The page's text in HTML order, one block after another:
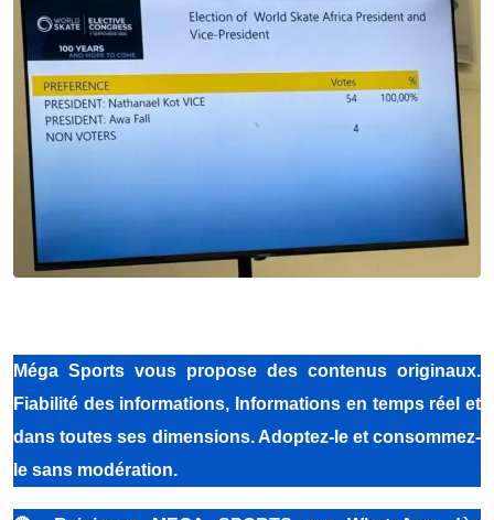
Méga Sports vous propose des contenus originaux.
Fiabilité des informations, Informations en temps réel et
dans toutes ses dimensions. Adoptez-le et consommez-
le sans modération.